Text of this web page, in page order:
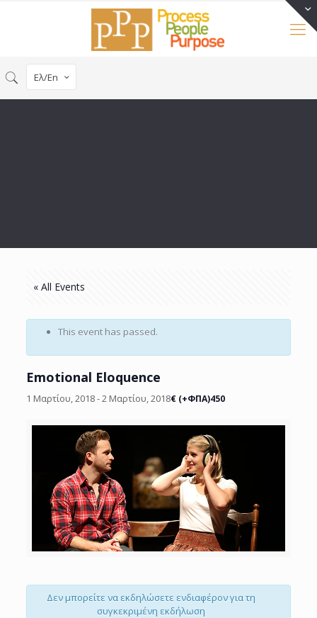
Ελ/En
« All Events
This event has passed.
Emotional Eloquence
1 Μαρτίου, 2018-2 Μαρτίου, 2018€ (+ΦΠΑ)450
Δεν μπορείτε να εκδηλώσετε ενδιαφέρον για τη
συγκεκριμένη εκδήλωση